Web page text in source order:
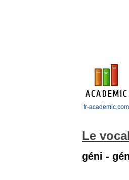
fr-academic.com
Le
géni -